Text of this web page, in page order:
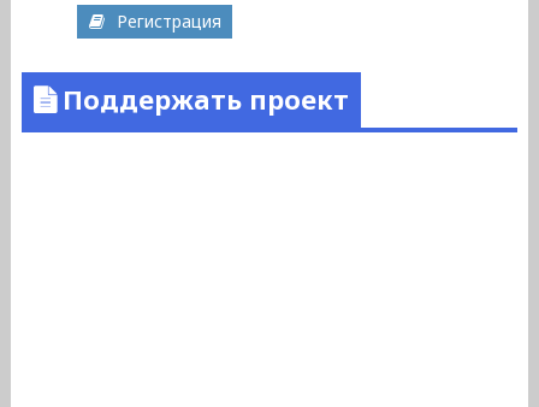
Регистрация
Поддержать проект